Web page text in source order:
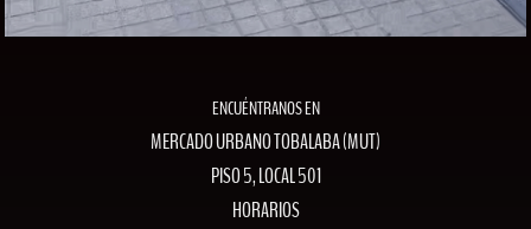
ENCUÉNTRANOS EN
MERCADO URBANO TOBALABA (MUT)
PISO 5, LOCAL 501
HORARIOS